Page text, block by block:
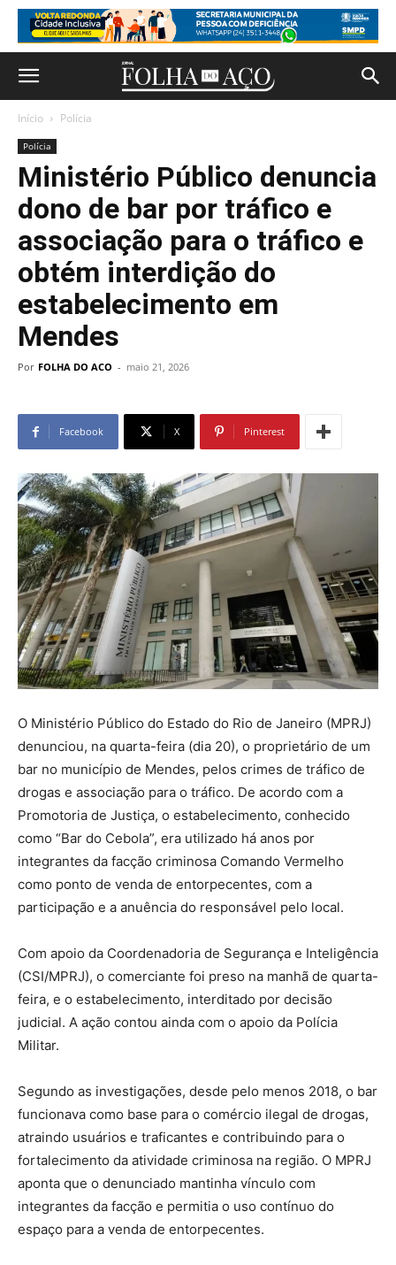
Início Polícia
Polícia
Ministério Público denuncia
dono de bar por tráfico e
associação para o tráfico e
obtém interdição do
estabelecimento em
Mendes
Por FOLHA DO ACO - maio 21, 2026
Facebook X Pinterest
O Ministério Público do Estado do Rio de Janeiro (MPRJ)
denunciou, na quarta-feira (dia 20), o proprietário de um
bar no município de Mendes, pelos crimes de tráfico de
drogas e associação para o tráfico. De acordo com a
Promotoria de Justiça, o estabelecimento, conhecido
como “Bar do Cebola”, era utilizado há anos por
integrantes da facção criminosa Comando Vermelho
como ponto de venda de entorpecentes, com a
participação e a anuência do responsável pelo local.
Com apoio da Coordenadoria de Segurança e Inteligência
(CSI/MPRJ), o comerciante foi preso na manhã de quarta-
feira, e o estabelecimento, interditado por decisão
judicial. A ação contou ainda com o apoio da Polícia
Militar.
Segundo as investigações, desde pelo menos 2018, o bar
funcionava como base para o comércio ilegal de drogas,
atraindo usuários e traficantes e contribuindo para o
fortalecimento da atividade criminosa na região. O MPRJ
aponta que o denunciado mantinha vínculo com
integrantes da facção e permitia o uso contínuo do
espaço para a venda de entorpecentes.